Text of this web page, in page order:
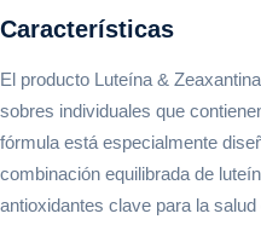
Características
El producto Luteína &
sobres individuales que
fórmula está especialmente
combinación equilibrada de
antioxidantes clave para la